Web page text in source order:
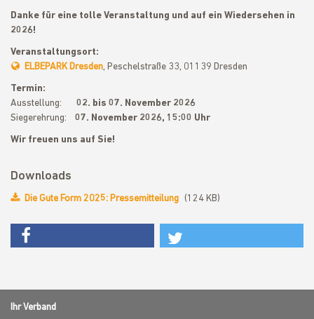
Danke für eine tolle Veranstaltung und auf ein Wiedersehen in
2026!
Veranstaltungsort:
ELBEPARK Dresden, Peschelstraße 33, 01139 Dresden
Termin:
Ausstellung: 02. bis 07. November 2026
Siegerehrung: 07. November 2026, 15:00 Uhr
Wir freuen uns auf Sie!
Downloads
Die Gute Form 2025: Pressemitteilung (124 KB)
Ihr Verband